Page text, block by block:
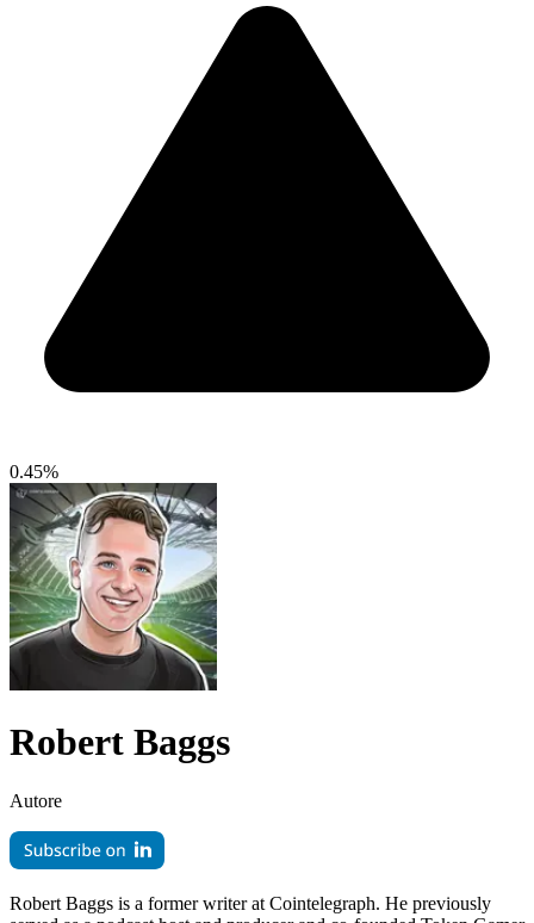
0.45%
Robert Baggs
Autore
Robert Baggs is a former writer at Cointelegraph. He previously